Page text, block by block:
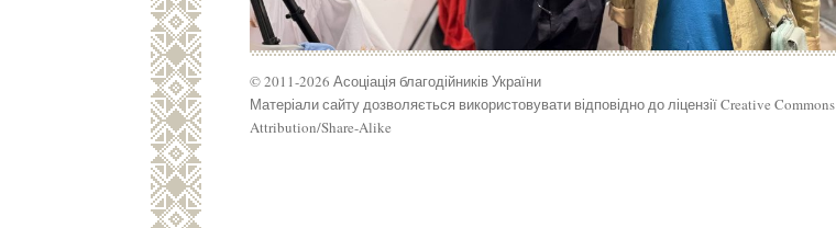
© 2011-2026 Асоціація благодійників України
Матеріали сайту дозволяється використовувати відповідно до ліцензії Creative Commons
Attribution/Share-Alike